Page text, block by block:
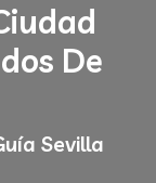
De
Sevilla